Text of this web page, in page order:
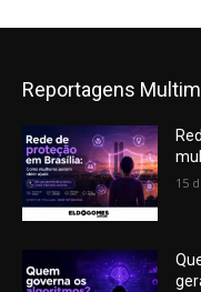
Reportagens
15